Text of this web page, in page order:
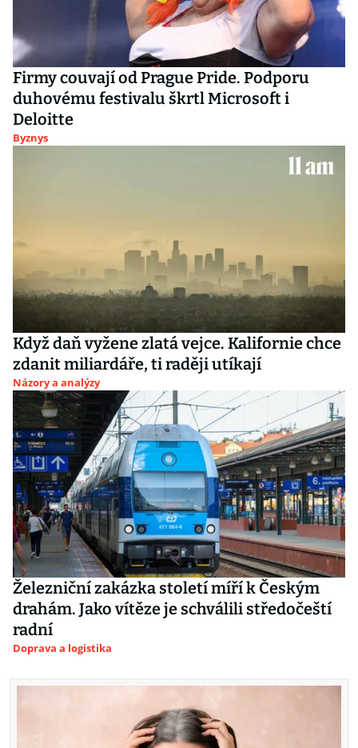
Firmy couvají od Prague Pride. Podporu
duhovému festivalu škrtl Microsoft i
Deloitte
Byznys
Když daň vyžene zlatá vejce. Kalifornie chce
zdanit miliardáře, ti raději utíkají
Názory a analýzy
Železniční zakázka století míří k Českým
drahám. Jako vítěze je schválili středočeští
radní
Doprava a logistika